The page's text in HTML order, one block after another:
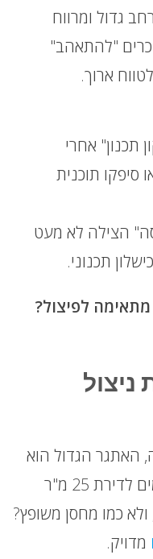
גדול ומרווח
"להתאהב"
ארוך.
תכנון" אחרי
סיפקו תוכנית
הצילה לא מעט
תכנוני.
לפיצול?
ניצול
האתגר הגדול הוא
הפסיכולוגיה של החלל, איך גורמים לדירת 25 מ"ר
ולא כמו מחסן משופץ?
מדויק.